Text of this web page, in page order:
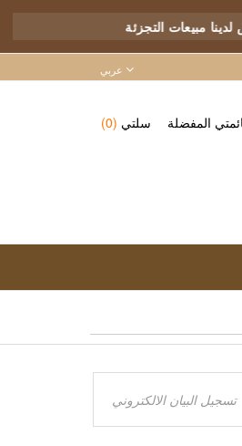
لدينا مبيعات التجزئة
عربي
المفضلة سلتي (0)